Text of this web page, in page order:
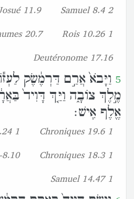
2 Samuel 8.4
11.9
1 Rois 10.26
20.7
Deutéronome 17.16
5 וַיָּבֹא֙ אֲרַ֣ם דַּרְמֶ֔שֶׂק
מֶ֣לֶךְ צֹובָ֑ה וַיַּ֤ךְ דָּוִיד֙
אֶ֖לֶף אִֽישׁ׃
1 Chroniques 19.6
1 Rois 11.23-11.24
1 Chroniques 18.3
8.10
1 Samuel 14.47